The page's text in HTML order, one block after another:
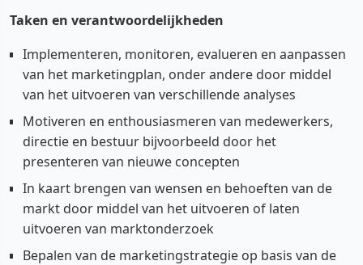
Taken en verantwoordelijkheden
Implementeren, monitoren, evalueren en aanpassen
van het marketingplan, onder andere door middel
van het uitvoeren van verschillende analyses
Motiveren en enthousiasmeren van medewerkers,
directie en bestuur bijvoorbeeld door het
presenteren van nieuwe concepten
In kaart brengen van wensen en behoeften van de
markt door middel van het uitvoeren of laten
uitvoeren van marktonderzoek
Bepalen van de marketingstrategie op basis van de